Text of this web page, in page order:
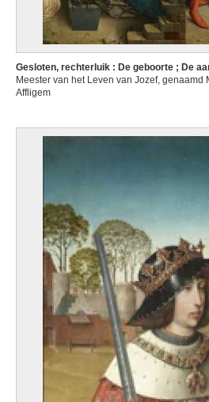
Gesloten, rechterluik : De geboorte ; De
Meester van het Leven van Jozef, genaamd
Affligem